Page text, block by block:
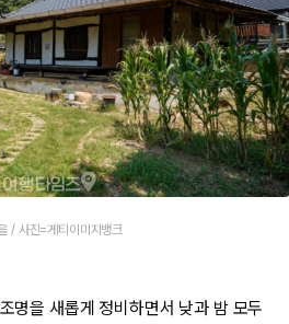
/ 사진=게티이미지뱅크
명을 새롭게 정비하면서 낮과 밤 모두